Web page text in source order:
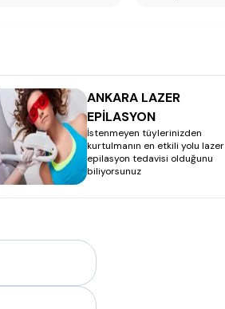
ANKARA LAZER
EPİLASYON
İstenmeyen tüylerinizden
kurtulmanın en etkili yolu lazer
epilasyon tedavisi olduğunu
biliyorsunuz